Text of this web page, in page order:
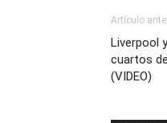
Artículo
Liverpool
cuartos
(VIDEO)